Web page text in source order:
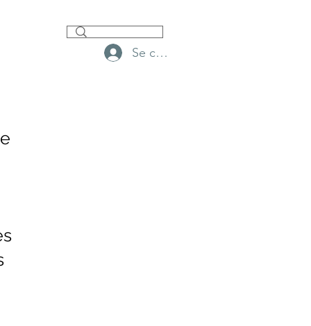
Se connecter